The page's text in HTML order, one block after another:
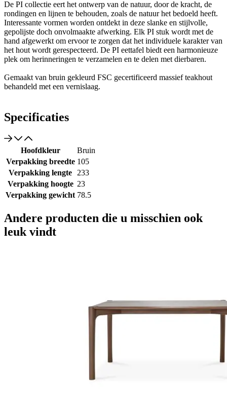
De PI collectie eert het ontwerp van de natuur, door de kracht, de
rondingen en lijnen te behouden, zoals de natuur het bedoeld heeft.
Interessante vormen worden ontdekt in deze slanke en stijlvolle,
gepolijste doch onvolmaakte afwerking. Elk PI stuk wordt met de
hand afgewerkt om ervoor te zorgen dat het individuele karakter van
het hout wordt gerespecteerd. De PI eettafel biedt een harmonieuze
plek om herinneringen te verzamelen en te delen met dierbaren.
Gemaakt van bruin gekleurd FSC gecertificeerd massief teakhout
behandeld met een vernislaag.
Specificaties
Hoofdkleur
Bruin
Verpakking breedte 105
Verpakking lengte
233
Verpakking hoogte 23
Verpakking gewicht 78.5
Andere producten die u misschien ook
leuk vindt